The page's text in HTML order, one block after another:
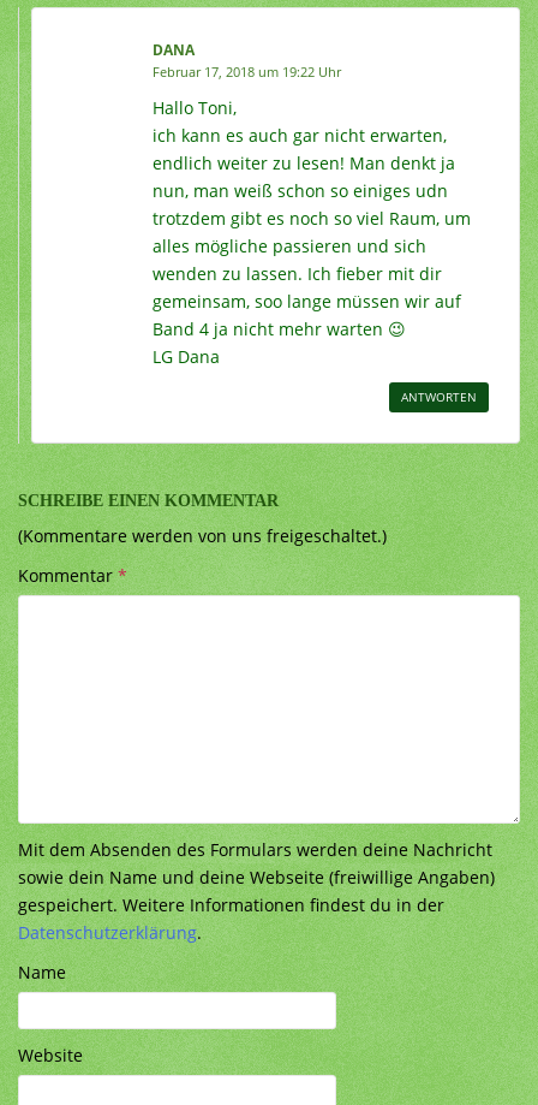
DANA
Februar 17, 2018 um 19:22 Uhr
Hallo Toni,
ich kann es auch gar nicht erwarten,
endlich weiter zu lesen! Man denkt ja
nun, man weiß schon so einiges udn
trotzdem gibt es noch so viel Raum, um
alles mögliche passieren und sich
wenden zu lassen. Ich fieber mit dir
gemeinsam, soo lange müssen wir auf
Band 4 ja nicht mehr warten 😉
LG Dana
ANTWORTEN
SCHREIBE EINEN KOMMENTAR
(Kommentare werden von uns freigeschaltet.)
Kommentar*
Mit dem Absenden des Formulars werden deine Nachricht
sowie dein Name und deine Webseite (freiwillige Angaben)
gespeichert. Weitere Informationen findest du in der
Datenschutzerklärung.
Name
Website